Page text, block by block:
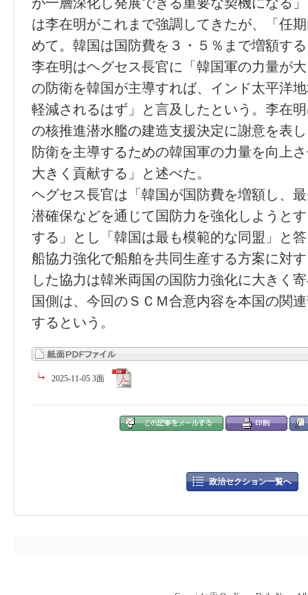
は李在明がこれまで強調してきたが、「任
めて。韓国は国防費を３・５％まで増額す
李在明はヘグセス長官に「韓国軍の力量が
の防衛を韓国が主導すれば、インド太平洋
軽減されるはず」と言及したという。李在
の核推進潜水艦の建造支援決定に謝意を表
防衛を主導するための韓国軍の力量を向上
大きく貢献する」と述べた。
ヘグセス長官は「韓国が国防費を増額し、
潜確保などを通じて国防力を強化しようと
する」とし「韓国は最も模範的な同盟」と
船協力強化で船舶を共同生産する方案に対
した協力は韓米両国の国防力強化に大きく
国側は、今回のＳＣＭ合意内容を本国の関
するという。
2025-11-05 3面
政治セクション一覧へ